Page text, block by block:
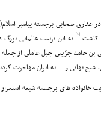
غفارى صحابى برجسته پیامبر
کاشت.[1]
به این ترتیب عالمانى
بن حامد جزّینى جبل عاملى از
بهایى و... به ایران مهاجرت
خانواده هاى برجسته شیعه